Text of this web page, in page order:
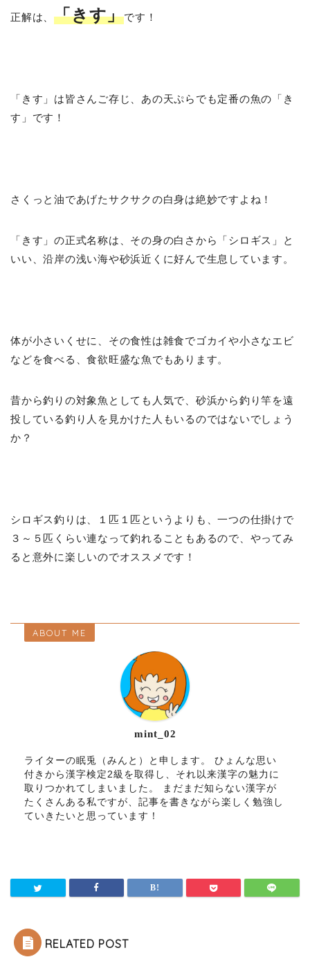
正解は、「きす」です！
「きす」は皆さんご存じ、あの天ぷらでも定番の魚の「き
す」です！
さくっと油であげたサクサクの白身は絶妙ですよね！
「きす」の正式名称は、その身の白さから「シロギス」と
いい、沿岸の浅い海や砂浜近くに好んで生息しています。
体が小さいくせに、その食性は雑食でゴカイや小さなエビ
などを食べる、食欲旺盛な魚でもあります。
昔から釣りの対象魚としても人気で、砂浜から釣り竿を遠
投している釣り人を見かけた人もいるのではないでしょう
か？
シロギス釣りは、１匹１匹というよりも、一つの仕掛けで
３～５匹くらい連なって釣れることもあるので、やってみ
ると意外に楽しいのでオススメです！
ABOUT ME
mint_02
ライターの眠兎（みんと）と申します。 ひょんな思い
付きから漢字検定2級を取得し、それ以来漢字の魅力に
取りつかれてしまいました。 まだまだ知らない漢字が
たくさんある私ですが、記事を書きながら楽しく勉強し
ていきたいと思っています！
RELATED POST